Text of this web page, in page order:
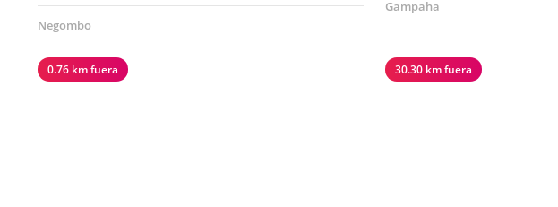
Negombo
0.76 km fuera
Gampaha
30.30 km fuera